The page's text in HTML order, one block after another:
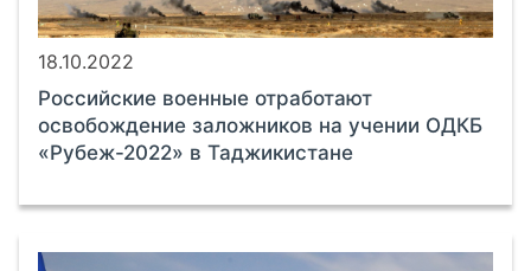
18.10.2022
Российские военные отработают
освобождение заложников на учении ОДКБ
«Рубеж-2022» в Таджикистане